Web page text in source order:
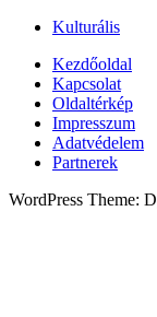
Kulturális
Kezdőoldal
Kapcsolat
Oldaltérkép
Impresszum
Adatvédelem
Partnerek
WordPress Theme: